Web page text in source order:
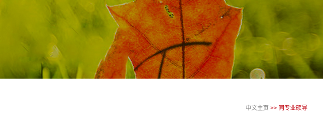
中文主页 >> 同专业硕导